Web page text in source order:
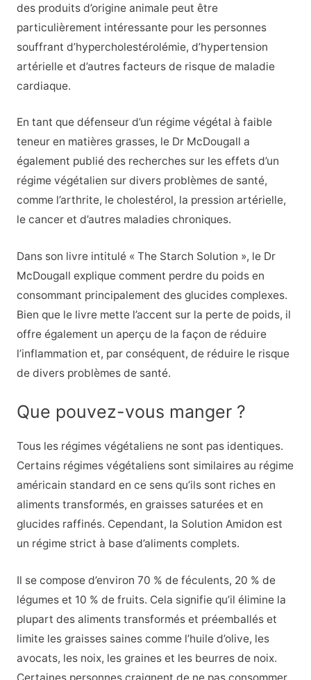
des produits d’origine animale peut être
particulièrement intéressante pour les personnes
souffrant d’hypercholestérolémie, d’hypertension
artérielle et d’autres facteurs de risque de maladie
cardiaque.
En tant que défenseur d’un régime végétal à faible
teneur en matières grasses, le Dr McDougall a
également publié des recherches sur les effets d’un
régime végétalien sur divers problèmes de santé,
comme l’arthrite, le cholestérol, la pression artérielle,
le cancer et d’autres maladies chroniques.
Dans son livre intitulé « The Starch Solution », le Dr
McDougall explique comment perdre du poids en
consommant principalement des glucides complexes.
Bien que le livre mette l’accent sur la perte de poids, il
offre également un aperçu de la façon de réduire
l’inflammation et, par conséquent, de réduire le risque
de divers problèmes de santé.
Que pouvez-vous manger ?
Tous les régimes végétaliens ne sont pas identiques.
Certains régimes végétaliens sont similaires au régime
américain standard en ce sens qu’ils sont riches en
aliments transformés, en graisses saturées et en
glucides raffinés. Cependant, la Solution Amidon est
un régime strict à base d’aliments complets.
Il se compose d’environ 70 % de féculents, 20 % de
légumes et 10 % de fruits. Cela signifie qu’il élimine la
plupart des aliments transformés et préemballés et
limite les graisses saines comme l’huile d’olive, les
avocats, les noix, les graines et les beurres de noix.